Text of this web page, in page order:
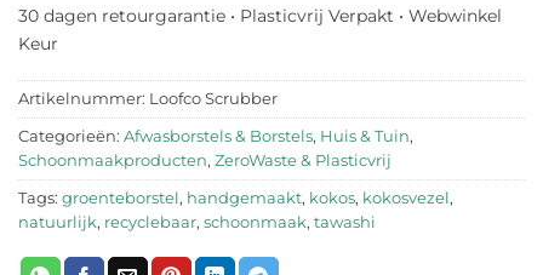
30 dagen retourgarantie • Plasticvrij Verpakt • Webwinkel
Keur
Artikelnummer: Loofco Scrubber
Categorieën: Afwasborstels & Borstels, Huis & Tuin,
Schoonmaakproducten, ZeroWaste & Plasticvrij
Tags: groenteborstel, handgemaakt, kokos, kokosvezel,
natuurlijk, recyclebaar, schoonmaak, tawashi